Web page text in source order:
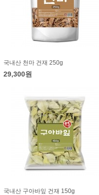
국내산 천마 건재 250g
29,300원
국내산 구아바잎 건재 150g